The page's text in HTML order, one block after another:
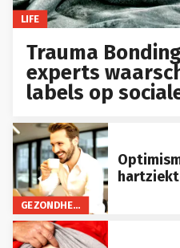
LIFE
Trauma
experts
labels op
GEZONDHEID